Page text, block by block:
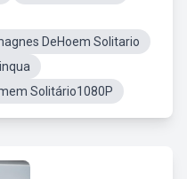
DeHoem Solitario
Solitário1080P